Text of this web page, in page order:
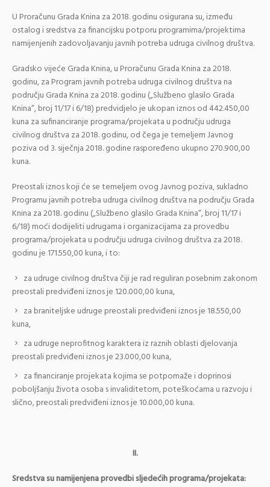
U Proračunu Grada Knina za 2018. godinu osigurana su, između
ostalog i sredstva za financijsku potporu programima/projektima
namijenjenih zadovoljavanju javnih potreba udruga civilnog društva.
Gradsko vijeće Grada Knina, u Proračunu Grada Knina za 2018.
godinu, za Program javnih potreba udruga civilnog društva na
području Grada Knina za 2018. godinu („Službeno glasilo Grada
Knina“, broj 11/17 i 6/18) predvidjelo je ukopan iznos od 442.450,00
kuna za sufinanciranje programa/projekata u području udruga
civilnog društva za 2018. godinu, od čega je temeljem Javnog
poziva od 3. siječnja 2018. godine raspoređeno ukupno 270.900,00
kuna.
Preostali iznos koji će se temeljem ovog Javnog poziva, sukladno
Programu javnih potreba udruga civilnog društva na području Grada
Knina za 2018. godinu („Službeno glasilo Grada Knina“, broj 11/17 i
6/18) moći dodijeliti udrugama i organizacijama za provedbu
programa/projekata u području udruga civilnog društva za 2018.
godinu je 171.550,00 kuna, i to:
za udruge civilnog društva čiji je rad reguliran posebnim zakonom
preostali predviđeni iznos je 120.000,00 kuna,
za braniteljske udruge preostali predviđeni iznos je 18.550,00
kuna,
za udruge neprofitnog karaktera iz raznih oblasti djelovanja
preostali predviđeni iznos je 23.000,00 kuna,
za financiranje projekata kojima se potpomaže i doprinosi
poboljšanju života osoba s invaliditetom, poteškoćama u razvoju i
slično, preostali predviđeni iznos je 10.000,00 kuna.
II.
Sredstva su namijenjena provedbi sljedećih programa/projekata: